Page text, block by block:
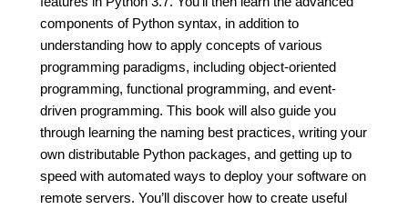
components of Python syntax, in addition to
understanding how to apply concepts of various
programming paradigms, including object-oriented
programming, functional programming, and event-
driven programming. This book will also guide you
through learning the naming best practices, writing your
own distributable Python packages, and getting up to
speed with automated ways to deploy your software on
remote servers. You’ll discover how to create useful